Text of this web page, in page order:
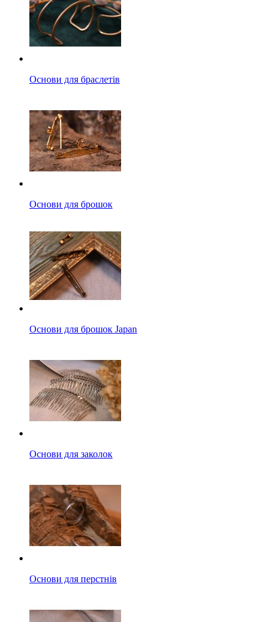
Основи для браслетів
Основи для брошок
Основи для брошок Japan
Основи для заколок
Основи для перстнів